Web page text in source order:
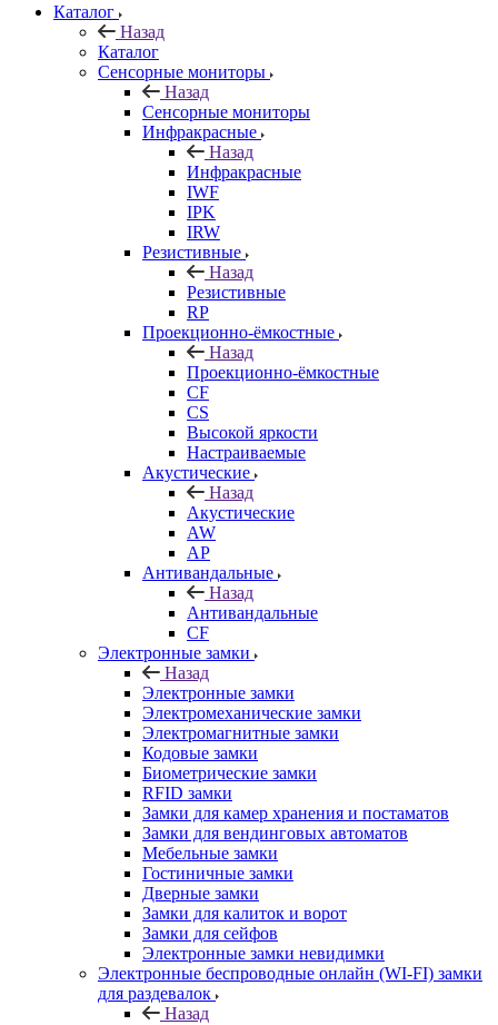
Каталог
Назад
Каталог
Сенсорные мониторы
Назад
Сенсорные мониторы
Инфракрасные
Назад
Инфракрасные
IWF
IPK
IRW
Резистивные
Назад
Резистивные
RP
Проекционно-ёмкостные
Назад
Проекционно-ёмкостные
CF
CS
Высокой яркости
Настраиваемые
Акустические
Назад
Акустические
AW
AP
Антивандальные
Назад
Антивандальные
CF
Электронные замки
Назад
Электронные замки
Электромеханические замки
Электромагнитные замки
Кодовые замки
Биометрические замки
RFID замки
Замки для камер хранения и постаматов
Замки для вендинговых автоматов
Мебельные замки
Гостиничные замки
Дверные замки
Замки для калиток и ворот
Замки для сейфов
Электронные замки невидимки
Электронные беспроводные онлайн (WI-FI) замки
для раздевалок
Назад